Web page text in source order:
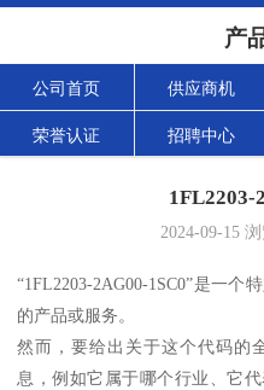
产
公司首页 供应商机
荣誉认证 招聘中心
1FL2203-
2024-09-15 浏
“1FL2203-2AG00-1SC0”是一
的产品或服务。
然而，要给出关于这个代码的
息，例如它属于哪个行业、它